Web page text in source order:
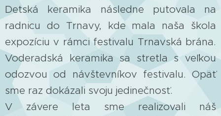
Detská keramika následne putovala na
radnicu do Trnavy, kde mala naša škola
expozíciu v rámci festivalu Trnavská brána.
Voderadská keramika sa stretla s veľkou
odozvou od návštevníkov festivalu. Opäť
sme raz dokázali svoju jedinečnosť.
V závere leta sme realizovali náš